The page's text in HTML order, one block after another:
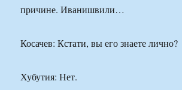
причине. Иванишвили…
Косачев: Кстати, вы его знаете лично?
Хубутия: Нет.